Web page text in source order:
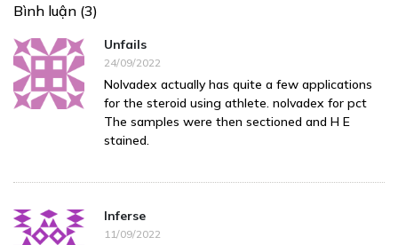
Bình luận (3)
Unfails
24/09/2022
Nolvadex actually has quite a few applications
for the steroid using athlete. nolvadex for pct
The samples were then sectioned and H E
stained.
Inferse
11/09/2022